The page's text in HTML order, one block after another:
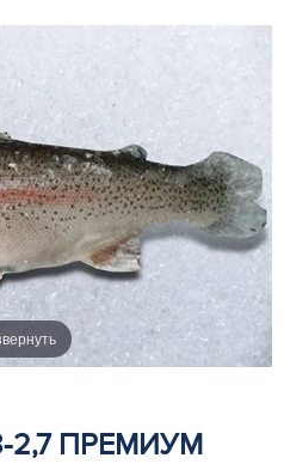
2,7 ПРЕМИУМ